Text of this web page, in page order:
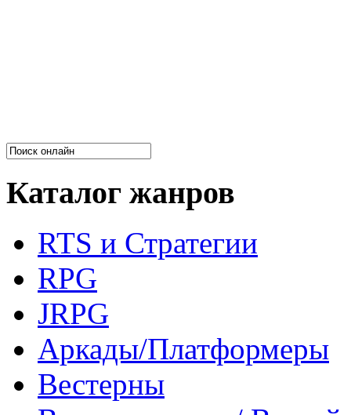
Каталог жанров
RTS и Стратегии
RPG
JRPG
Аркады/Платформеры
Вестерны